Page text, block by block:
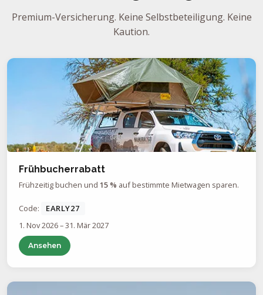
Vollständige Vorauszahlung zum Zeitpunkt
der Buchung, die bei Stornierung oder
Nichterscheinen nicht zurückerstattet wird.
Es gelten dieallgemeinen
Geschäftsbedingungen.
Premium-Versicherung. Keine Selbstbeteiligung. Keine
Kaution.
Frühbucherrabatt
Frühzeitig buchen und 15 % auf bestimmte Mietwagen sparen.
Code:
EARLY27
1. Nov 2026 – 31. Mär 2027
Ansehen